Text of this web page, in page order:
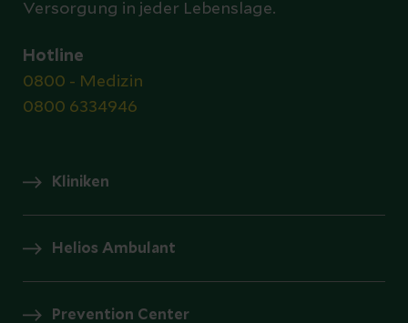
Versorgung in jeder Lebenslage.
Hotline
0800 - Medizin
0800 6334946
Kliniken
Helios Ambulant
Prevention Center